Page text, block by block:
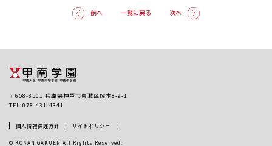
前へ 一覧に戻る 次へ
〒658-8501 兵庫県神戸市東灘区岡本8-9-1
TEL:078-431-4341
個人情報保護方針 サイトポリシー
© KONAN GAKUEN All Rights Reserved.